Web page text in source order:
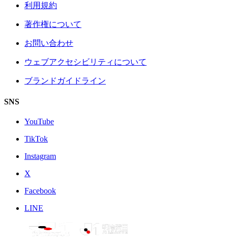
利用規約
著作権について
お問い合わせ
ウェブアクセシビリティについて
ブランドガイドライン
SNS
YouTube
TikTok
Instagram
X
Facebook
LINE